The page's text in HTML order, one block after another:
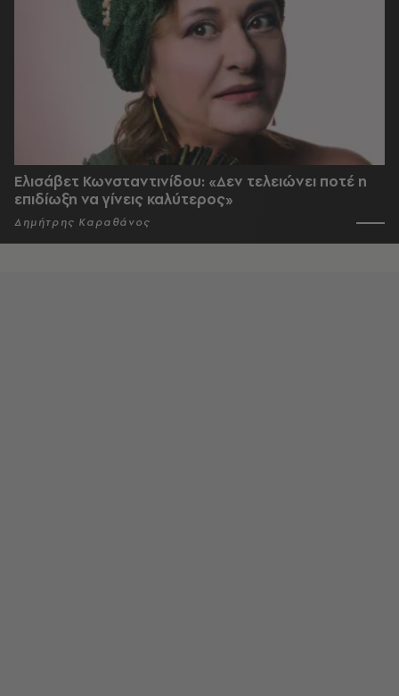
Ελισάβετ Κωνσταντινίδου: «Δεν τελειώνει ποτέ η
επιδίωξη να γίνεις καλύτερος»
Δημήτρης Καραθάνος